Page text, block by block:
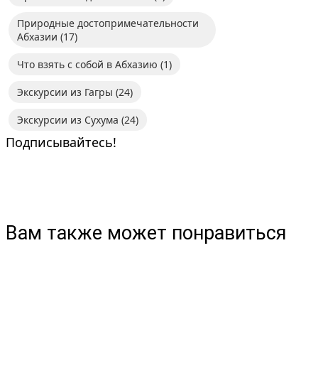
Природные достопримечательности
Абхазии (17)
Что взять с собой в Абхазию (1)
Экскурсии из Гагры (24)
Экскурсии из Сухума (24)
Подписывайтесь!
Вам также может понравиться